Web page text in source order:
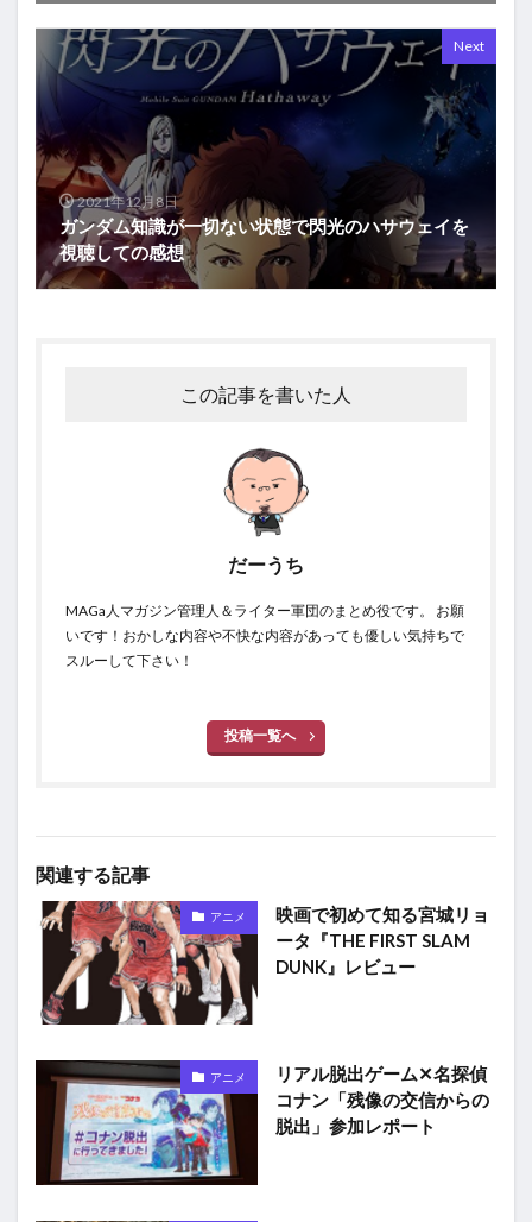
Next
2021年12月8日
ガンダム知識が一切ない状態で閃光のハサウェイを
視聴しての感想
この記事を書いた人
だーうち
MAGa人マガジン管理人＆ライター軍団のまとめ役です。 お願
いです！おかしな内容や不快な内容があっても優しい気持ちで
スルーして下さい！
投稿一覧へ
関連する記事
アニメ
映画で初めて知る宮城リョ
ータ『THE FIRST SLAM
DUNK』レビュー
アニメ
リアル脱出ゲーム✕名探偵
コナン「残像の交信からの
脱出」参加レポート